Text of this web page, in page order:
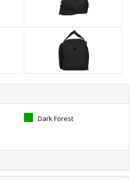
Dark Forest